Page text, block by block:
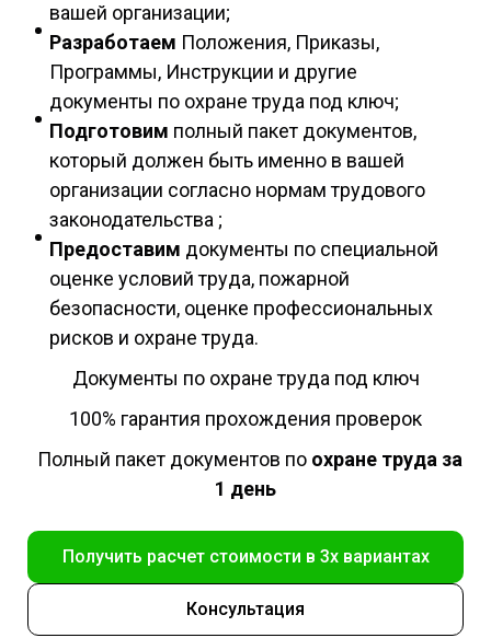
вашей организации;
Разработаем Положения, Приказы,
Программы, Инструкции и другие
документы по охране труда под ключ;
Подготовим полный пакет документов,
который должен быть именно в вашей
организации согласно нормам трудового
законодательства ;
Предоставим документы по специальной
оценке условий труда, пожарной
безопасности, оценке профессиональных
рисков и охране труда.
Документы по охране труда под ключ
100% гарантия прохождения проверок
Полный пакет документов по охране труда за
1 день
Получить расчет стоимости в 3х вариантах
Консультация